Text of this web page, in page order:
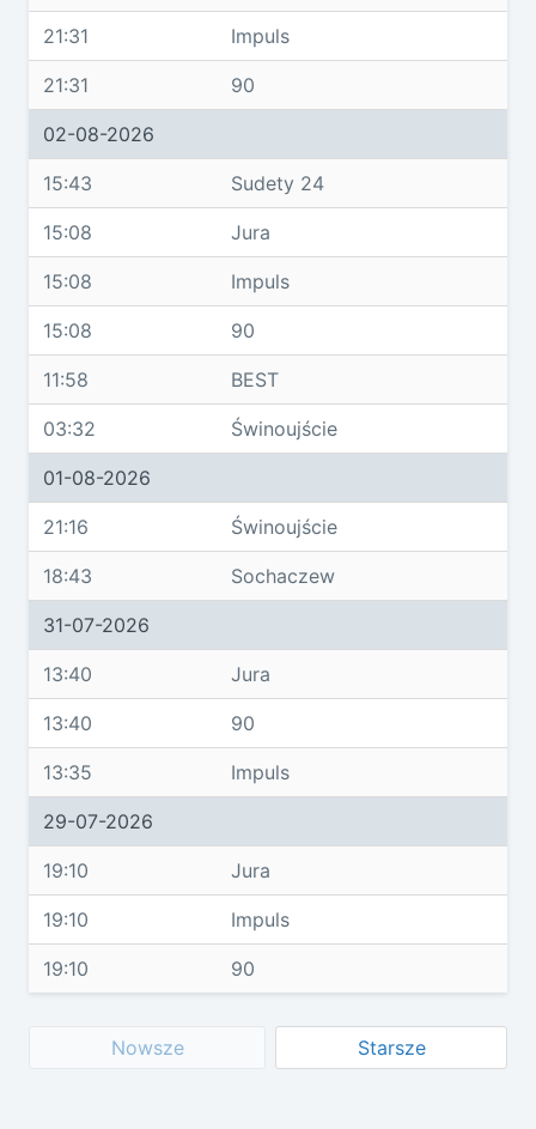
21:31 Impuls
21:31 90
02-08-2026
15:43 Sudety 24
15:08 Jura
15:08 Impuls
15:08 90
11:58 BEST
03:32 Świnoujście
01-08-2026
21:16 Świnoujście
18:43 Sochaczew
31-07-2026
13:40 Jura
13:40 90
13:35 Impuls
29-07-2026
19:10 Jura
19:10 Impuls
19:10 90
Nowsze Starsze